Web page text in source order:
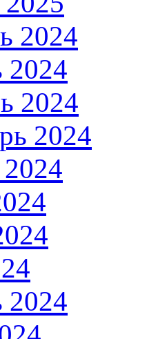
2024
2024
2024
2024
2024